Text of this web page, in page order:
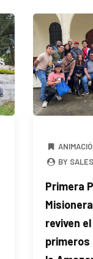
BY
Primera
reviven
primeros